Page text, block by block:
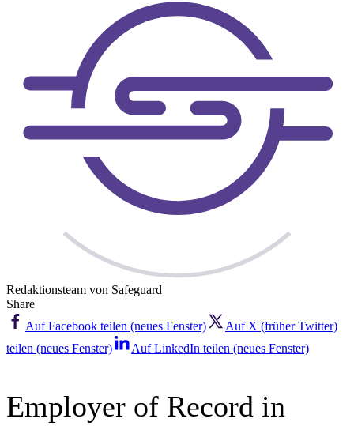
Redaktionsteam von Safeguard
Share
Auf Facebook teilen (neues Fenster)
Auf X (früher Twitter)
teilen (neues Fenster)
Auf LinkedIn teilen (neues Fenster)
Employer of Record in